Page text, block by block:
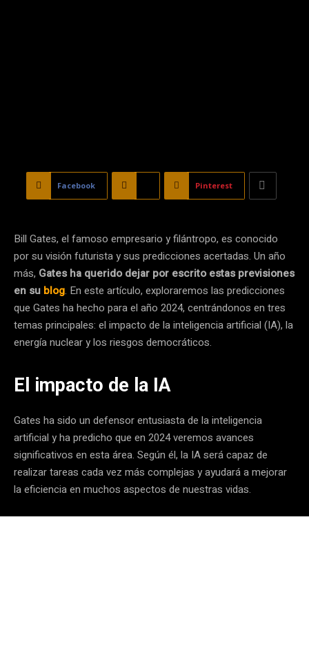
Facebook Pinterest
Bill Gates, el famoso empresario y filántropo, es conocido
por su visión futurista y sus predicciones acertadas. Un año
más, Gates ha querido dejar por escrito estas previsiones
en su blog. En este artículo, exploraremos las predicciones
que Gates ha hecho para el año 2024, centrándonos en tres
temas principales: el impacto de la inteligencia artificial (IA), la
energía nuclear y los riesgos democráticos.
El impacto de la IA
Gates ha sido un defensor entusiasta de la inteligencia
artificial y ha predicho que en 2024 veremos avances
significativos en esta área. Según él, la IA será capaz de
realizar tareas cada vez más complejas y ayudará a mejorar
la eficiencia en muchos aspectos de nuestras vidas.